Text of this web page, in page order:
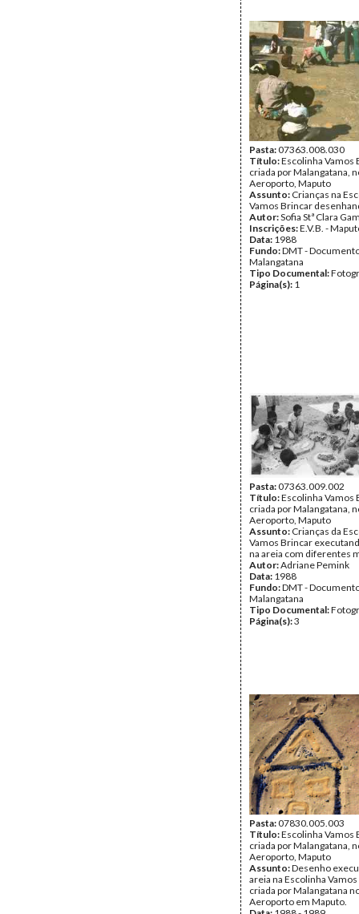
Pasta:07363.008.030
Título:Escolinha Vamos
criada por Malangatana,
Aeroporto, Maputo
Assunto: Crianças na
Vamos Brincar
Autor:Sofia Stª Clara
Inscrições:E.V.B. -
Data: 1988
Fundo:DMT -
Malangatana
Tipo Documental:
Página(s): 1
Pasta:07363.009.002
Título:Escolinha Vamos
criada por Malangatana,
Aeroporto, Maputo
Assunto: Crianças da
Vamos Brincar
na areia com diferentes
Autor:Adriane Pemink
Data: 1988
Fundo:DMT -
Malangatana
Tipo Documental:
Página(s):3
Pasta:07830.005.003
Título:Escolinha Vamos
criada por Malangatana,
Aeroporto, Maputo
Assunto:Desenho
areia na Escolinha
criada por Malangatana
Aeroporto em Maputo.